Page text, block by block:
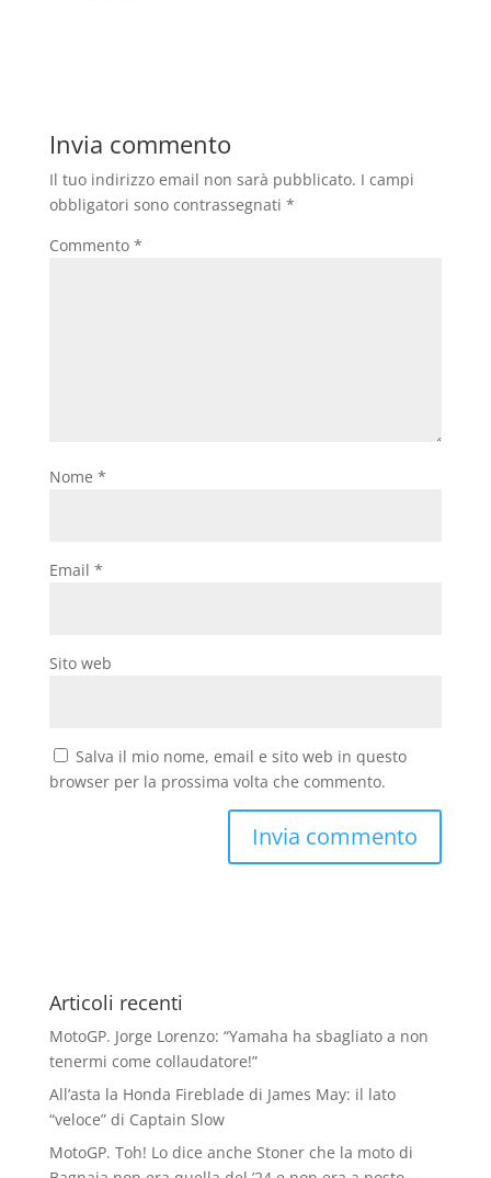
Invia commento
Il tuo indirizzo email non sarà pubblicato. I campi
obbligatori sono contrassegnati *
Commento *
Nome *
Email *
Sito web
Salva il mio nome, email e sito web in questo
browser per la prossima volta che commento.
Articoli recenti
MotoGP. Jorge Lorenzo: “Yamaha ha sbagliato a non
tenermi come collaudatore!”
All’asta la Honda Fireblade di James May: il lato
“veloce” di Captain Slow
MotoGP. Toh! Lo dice anche Stoner che la moto di